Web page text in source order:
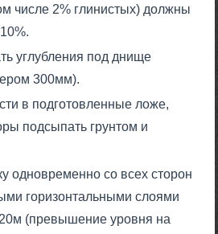
числе 2% глинистых) должны
углубления под днище
300мм).
в подготовленные ложе,
подсыпать грунтом и
одновременно со всех сторон
горизонтальными слоями
(превышение уровня на